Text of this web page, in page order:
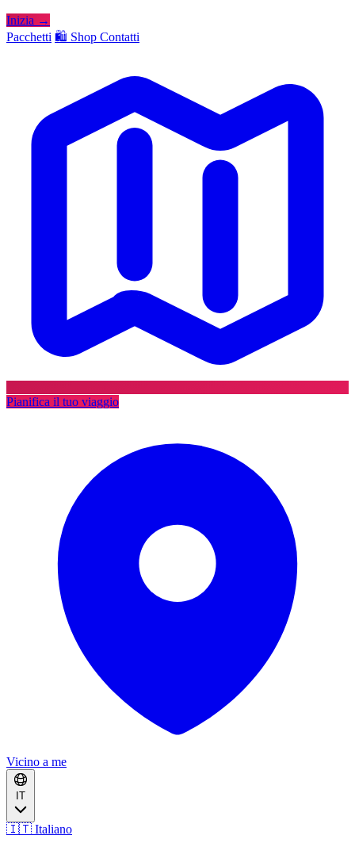
Inizia →
Pacchetti 🛍️ Shop Contatti
Pianifica il tuo viaggio
Vicino a me
IT
🇮🇹 Italiano